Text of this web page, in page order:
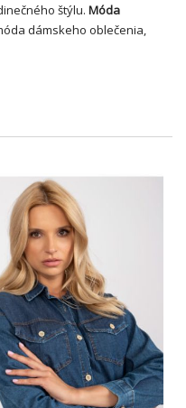
štýlu. Móda
dámskeho oblečenia,
k móde. …